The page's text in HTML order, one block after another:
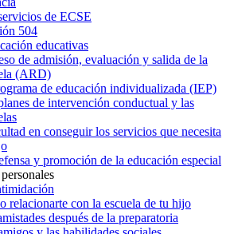
de ECSE
504
educativas
de admisión, evaluación y salida de la
(ARD)
de educación individualizada (IEP)
de intervención conductual y las
en conseguir los servicios que necesita
y promoción de la educación especial
relacionarte con la escuela de tu hijo
después de la preparatoria